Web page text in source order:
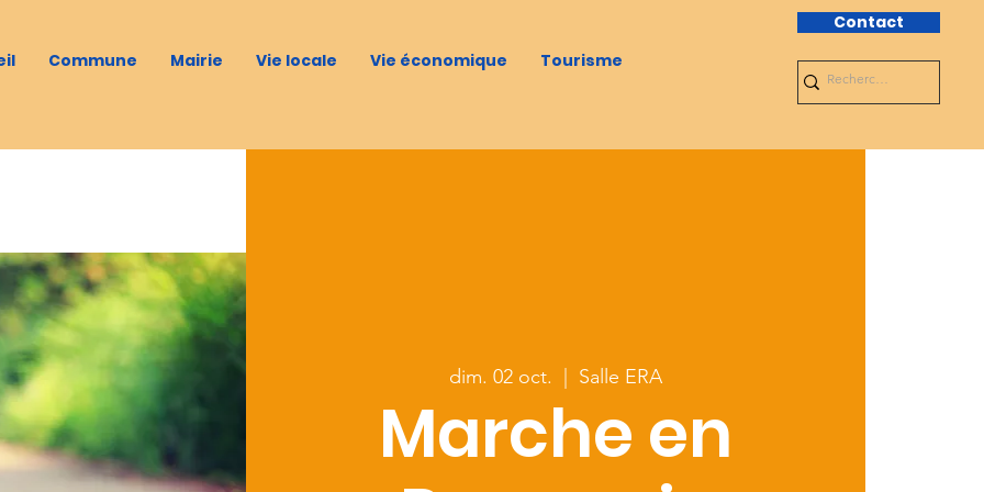
Commune Mairie Vie locale Vie économique Tourisme
Contact
dim. 02 oct. Salle ERA
Marche en